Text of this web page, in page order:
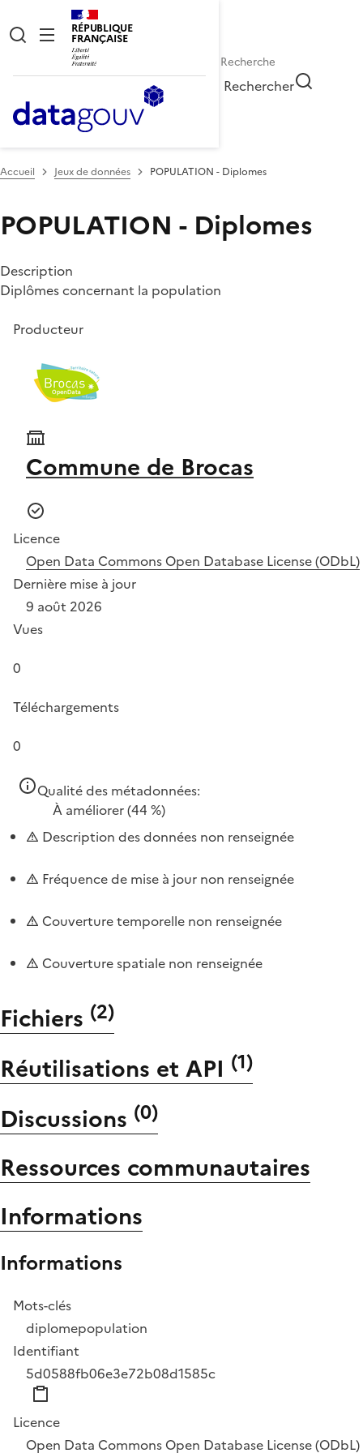
RÉPUBLIQUE
FRANÇAISE
Rechercher
Accueil Jeux de données POPULATION - Diplomes
POPULATION - Diplomes
Description
Diplômes concernant la population
Producteur
Commune de Brocas
Licence
Open Data Commons Open Database License (ODbL)
Dernière mise à jour
9 août 2026
Vues
0
Téléchargements
0
Qualité des métadonnées:
À améliorer(44 %)
Description des données non renseignée
Fréquence de mise à jour non renseignée
Couverture temporelle non renseignée
Couverture spatiale non renseignée
Fichiers (2)
Réutilisations et API (1)
Discussions (0)
Ressources communautaires
Informations
Informations
Mots-clés
diplomepopulation
Identifiant
5d0588fb06e3e72b08d1585c
Licence
Open Data Commons Open Database License (ODbL)